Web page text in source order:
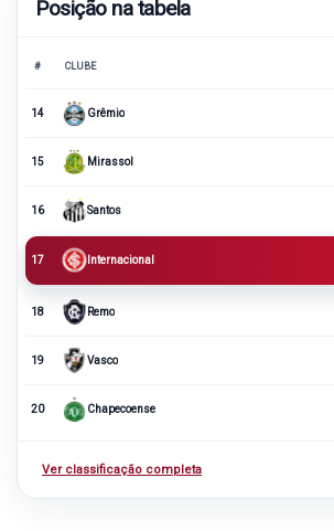
Posição na tabela
# CLUBE
14 Grêmio
15 Mirassol
16 Santos
17 Internacional
18 Remo
19 Vasco
20 Chapecoense
Ver classificação completa